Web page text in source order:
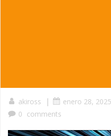
akiross | enero 28, 2025
0 comments